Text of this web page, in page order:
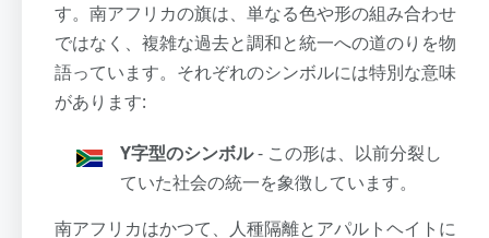
す。南アフリカの旗は、単なる色や形の組み合わせ
ではなく、複雑な過去と調和と統一への道のりを物
語っています。それぞれのシンボルには特別な意味
があります:
Y字型のシンボル- この形は、以前分裂し
ていた社会の統一を象徴しています。
南アフリカはかつて、人種隔離とアパルトヘイトに